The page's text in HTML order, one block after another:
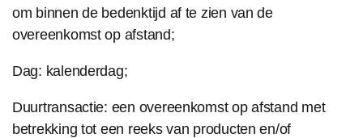
om binnen de bedenktijd af te zien van de
overeenkomst op afstand;
Dag: kalenderdag;
Duurtransactie: een overeenkomst op afstand met
betrekking tot een reeks van producten en/of